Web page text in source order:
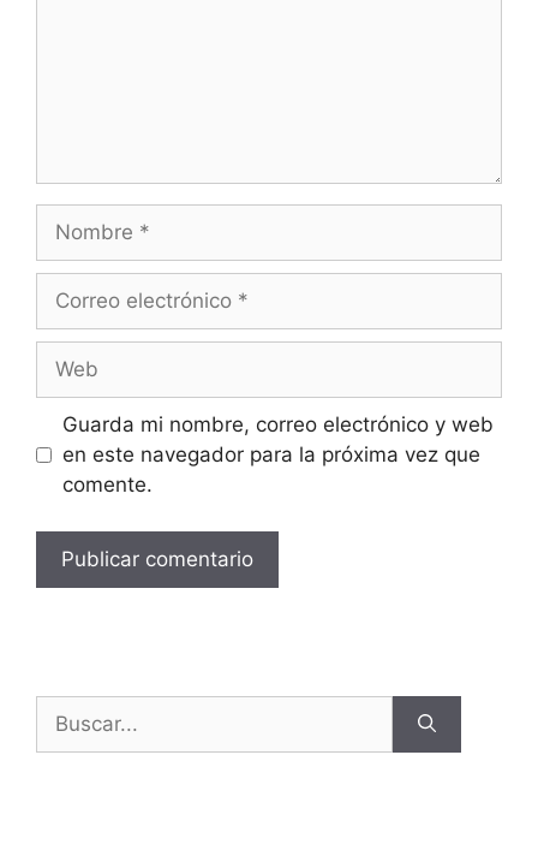
Guarda mi nombre, correo electrónico y web
en este navegador para la próxima vez que
comente.